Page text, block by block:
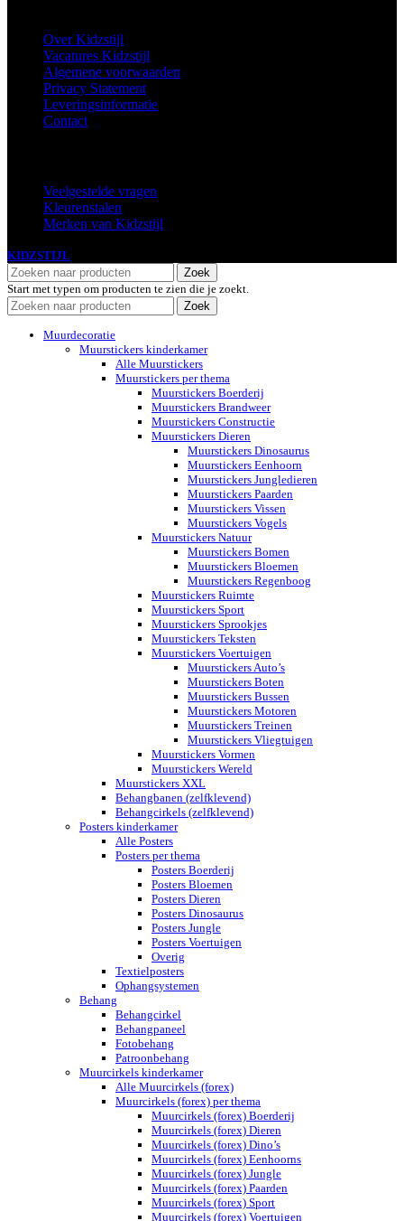
Over Kidzstijl
Vacatures Kidzstijl
Algemene voorwaarden
Privacy Statement
Leveringsinformatie
Contact
Veelgestelde vragen
Kleurenstalen
Merken van Kidzstijl
KIDZSTIJL
Zoek
Start met typen om producten te zien die je zoekt.
Zoek
Muurdecoratie
Muurstickers kinderkamer
Alle Muurstickers
Muurstickers per thema
Muurstickers Boerderij
Muurstickers Brandweer
Muurstickers Constructie
Muurstickers Dieren
Muurstickers Dinosaurus
Muurstickers Eenhoorn
Muurstickers Jungledieren
Muurstickers Paarden
Muurstickers Vissen
Muurstickers Vogels
Muurstickers Natuur
Muurstickers Bomen
Muurstickers Bloemen
Muurstickers Regenboog
Muurstickers Ruimte
Muurstickers Sport
Muurstickers Sprookjes
Muurstickers Teksten
Muurstickers Voertuigen
Muurstickers Auto’s
Muurstickers Boten
Muurstickers Bussen
Muurstickers Motoren
Muurstickers Treinen
Muurstickers Vliegtuigen
Muurstickers Vormen
Muurstickers Wereld
Muurstickers XXL
Behangbanen (zelfklevend)
Behangcirkels (zelfklevend)
Posters kinderkamer
Alle Posters
Posters per thema
Posters Boerderij
Posters Bloemen
Posters Dieren
Posters Dinosaurus
Posters Jungle
Posters Voertuigen
Overig
Textielposters
Ophangsystemen
Behang
Behangcirkel
Behangpaneel
Fotobehang
Patroonbehang
Muurcirkels kinderkamer
Alle Muurcirkels (forex)
Muurcirkels (forex) per thema
Muurcirkels (forex) Boerderij
Muurcirkels (forex) Dieren
Muurcirkels (forex) Dino’s
Muurcirkels (forex) Eenhoorns
Muurcirkels (forex) Jungle
Muurcirkels (forex) Paarden
Muurcirkels (forex) Sport
Muurcirkels (forex) Voertuigen